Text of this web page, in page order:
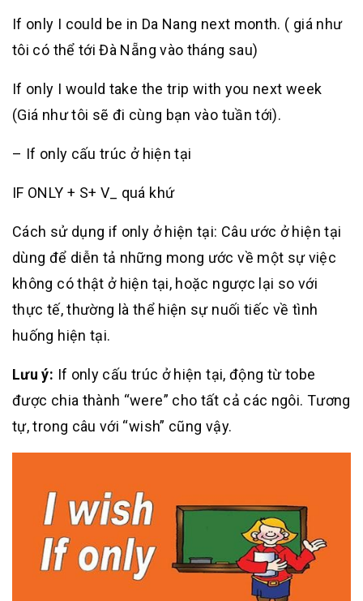
If only I could be in Da Nang next month. ( giá như
tôi có thể tới Đà Nẵng vào tháng sau)
If only I would take the trip with you next week
(Giá như tôi sẽ đi cùng bạn vào tuần tới).
– If only cấu trúc ở hiện tại
IF ONLY + S+ V_ quá khứ
Cách sử dụng if only ở hiện tại: Câu ước ở hiện tại
dùng để diễn tả những mong ước về một sự việc
không có thật ở hiện tại, hoặc ngược lại so với
thực tế, thường là thể hiện sự nuối tiếc về tình
huống hiện tại.
Lưu ý: If only cấu trúc ở hiện tại, động từ tobe
được chia thành “were” cho tất cả các ngôi. Tương
tự, trong câu với “wish” cũng vậy.